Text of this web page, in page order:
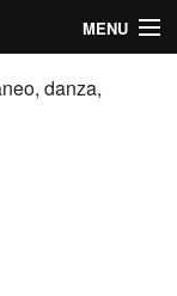
MENU
danza,